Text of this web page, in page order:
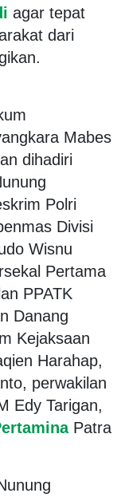
agar tepat
dari
Mabes
dihadiri
Polri
Divisi
Wisnu
Pertama
PPATK
Danang
Kejaksaan
Harahap,
perwakilan
Edy Tarigan,
Patra